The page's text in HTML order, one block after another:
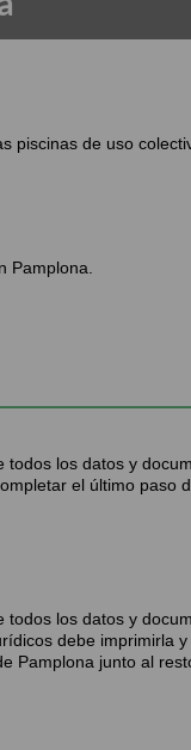
piscinas de uso
Pamplona.
los datos y
el último paso
los datos y
debe imprimirla
Pamplona junto al